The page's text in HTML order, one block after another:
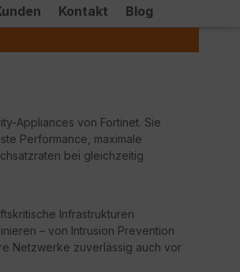
Kontakt Blog
Appliances von Fortinet. Sie
Performance, maximale
bei gleichzeitig
Infrastrukturen
– von Intrusion Prevention
Netzwerke zuverlässig auch vor